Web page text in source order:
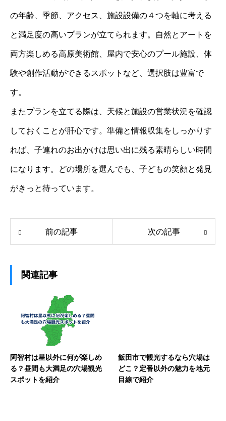
の年齢、季節、アクセス、施設設備の４つを軸に考える
と満足度の高いプランが立てられます。自然とアートを
両方楽しめる高原美術館、屋内で安心のプール施設、体
験や創作活動ができるスポットなど、選択肢は豊富で
す。
またプランを立てる際は、天候と施設の営業状況を確認
しておくことが肝心です。準備と情報収集をしっかりす
れば、子連れのお出かけは思い出に残る素晴らしい時間
になります。どの場所を選んでも、子どもの笑顔と発見
がきっと待っています。
前の記事 次の記事
関連記事
阿智村は星以外に何が楽しめ
る？昼間も大満足の穴場観光
スポットを紹介
飯田市で観光するなら穴場は
どこ？定番以外の魅力を地元
目線で紹介